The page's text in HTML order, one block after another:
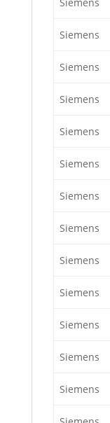
Siemens
Siemens
Siemens
Siemens
Siemens
Siemens
Siemens
Siemens
Siemens
Siemens
Siemens
Siemens